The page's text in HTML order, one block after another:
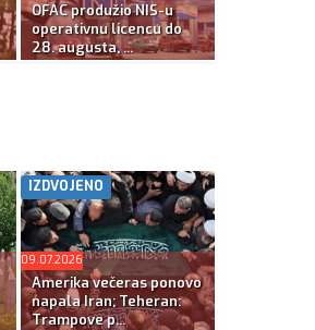
OFAC produžio NIS-u
operativnu licencu do
28. augusta, ...
IZDVOJENO
09.07.2026
Amerika večeras ponovo
napala Iran; Teheran:
Trampove p...